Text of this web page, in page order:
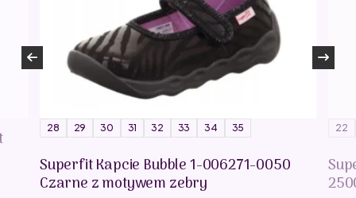
28 29 30 31 32 33 34 35
Superfit Kapcie Bubble 1-006271-0050
Czarne z motywem zebry
22